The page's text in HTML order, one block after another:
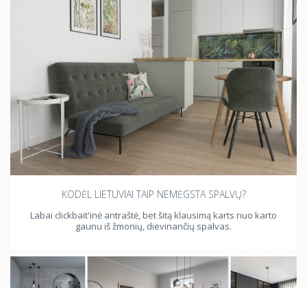
KODĖL LIETUVIAI TAIP NEMĖGSTA SPALVŲ?
Labai clickbait'inė antraštė, bet šitą klausimą karts nuo karto
gaunu iš žmonių, dievinančių spalvas.